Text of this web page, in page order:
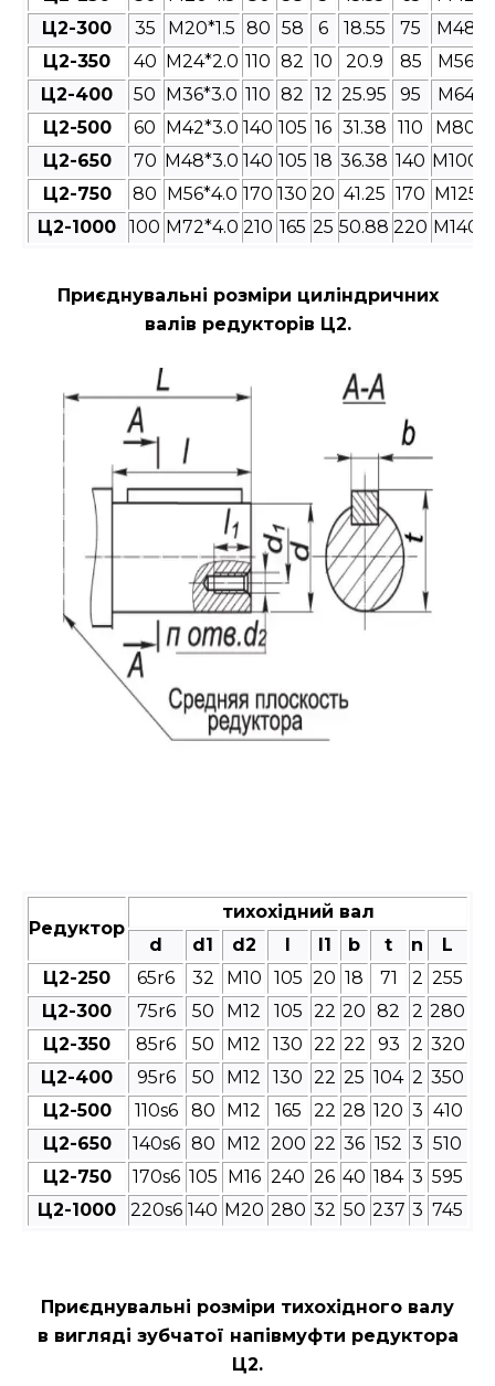
Ц2-300
35 M20*1.5 80 58 6 18.55 75
Ц2-350
40 M24*2.0 110 82 10 20.9 85
Ц2-400
50 M36*3.0 110 82 12 25.95 95
Ц2-500
60 M42*3.0 140 105 16 31.38 110
Ц2-650
70 M48*3.0 140 105 18 36.38 140
Ц2-750
80 M56*4.0 170 130 20 41.25 170
Ц2-1000
100 M72*4.0 210 165 25 50.88 220
Приєднувальні розміри циліндричних
валів редукторів Ц2.
Редуктор
тихохідний вал
d
d1 d2 l1 b t n
L
Ц2-250
65r6 32 М10 105 20 18 71 2 255
Ц2-300
75r6 50 М12 105 22 20 82 2 280
Ц2-350
85r6 50 М12 130 22 22 93 2 320
Ц2-400
95r6 50 М12 130 22 25 104 2 350
Ц2-500
110s6 80 М12 165 22 28 120 3 410
Ц2-650
140s6 80 М12 200 22 36 152 3 510
Ц2-750
170s6 105 М16 240 26 40 184 3 595
Ц2-1000
220s6 140 М20 280 32 50 237 3 745
Приєднувальні розміри тихохідного валу
в вигляді зубчатої напівмуфти редуктора
Ц2.